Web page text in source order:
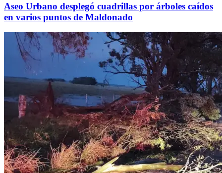
Aseo Urbano desplegó cuadrillas por árboles caídos
en varios puntos de Maldonado